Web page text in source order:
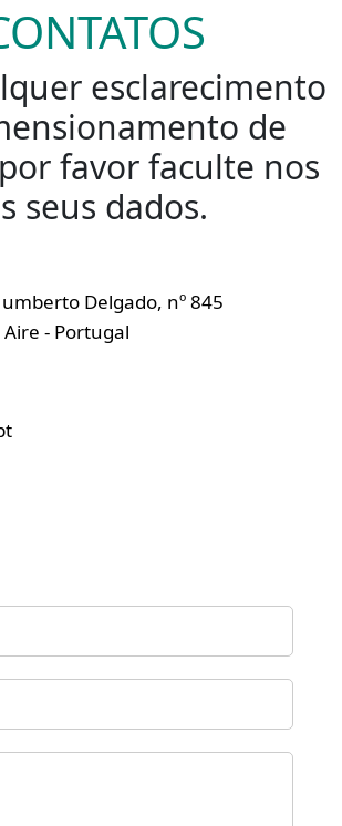
esclarecimento
de
favor faculte nos
seus dados.
Delgado, nº 845
- Portugal